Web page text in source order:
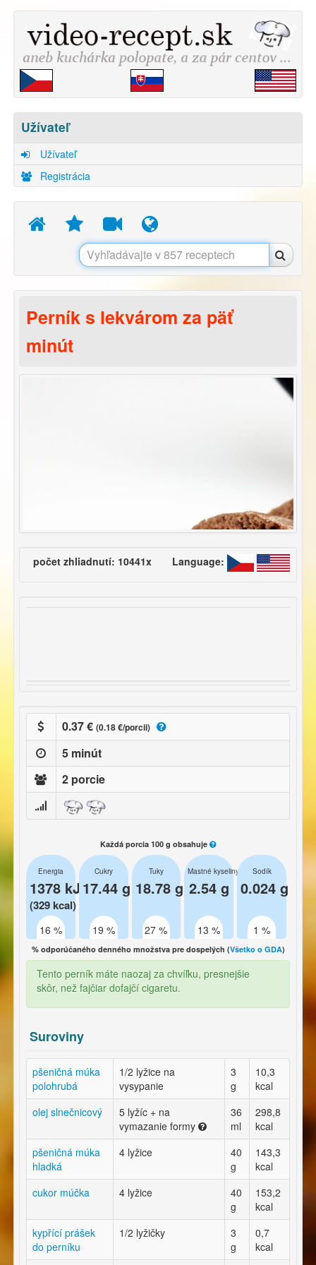
Užívateľ
Užívateľ
Registrácia
Perník s lekvárom za päť
minút
počet zhliadnutí: 10441x Language:
0.37 € (0.18 €/porcii)
5 minút
2 porcie
Každá porcia 100 g obsahuje
Energia
1378 kJ
(329 kcal)
16 %
Cukry
17.44 g
19 %
Tuky
18.78 g
27 %
Mastné kyseliny
2.54 g
13 %
Sodík
0.024 g
1 %
% odporúčaného denného množstva pre dospelých (Všetko o GDA)
Tento perník máte naozaj za chvíľku, presnejšie
skôr, než fajčiar dofajčí cigaretu.
Suroviny
pšeničná múka
polohrubá
1/2 lyžice na
vysypanie
3
g
10,3
kcal
olej slnečnicový
5 lyžíc + na
vymazanie formy
36
ml
298,8
kcal
pšeničná múka
hladká
4 lyžice
40
g
143,3
kcal
cukor múčka
4 lyžice
40
g
153,2
kcal
kypřící prášek
do perníku
1/2 lyžičky
3
g
0,7
kcal